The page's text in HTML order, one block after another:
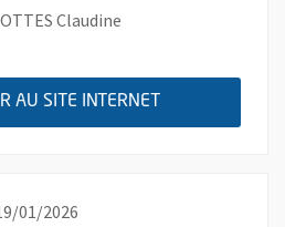
Claudine
AU SITE INTERNET , OUVRE UNE
01/2026